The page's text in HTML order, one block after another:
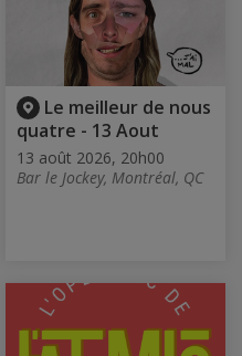
Le meilleur de nous
quatre - 13 Aout
13 août 2026, 20h00
Bar le Jockey, Montréal, QC